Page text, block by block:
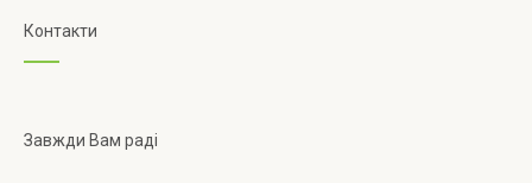
Контакти
Завжди Вам раді